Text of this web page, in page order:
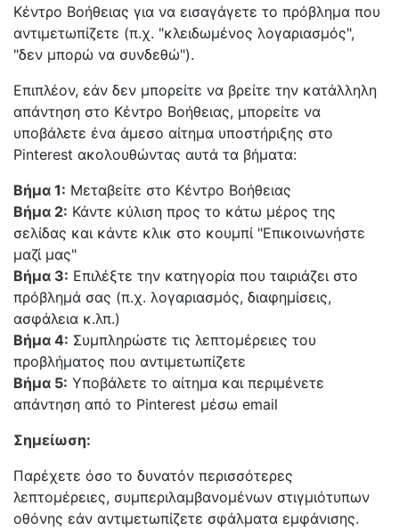
Κέντρο Βοήθειας για να εισαγάγετε το πρόβλημα που
αντιμετωπίζετε (π.χ. "κλειδωμένος λογαριασμός",
"δεν μπορώ να συνδεθώ").
Επιπλέον, εάν δεν μπορείτε να βρείτε την κατάλληλη
απάντηση στο Κέντρο Βοήθειας, μπορείτε να
υποβάλετε ένα άμεσο αίτημα υποστήριξης στο
Pinterest ακολουθώντας αυτά τα βήματα:
Βήμα 1: Μεταβείτε στο Κέντρο Βοήθειας
Βήμα 2: Κάντε κύλιση προς το κάτω μέρος της
σελίδας και κάντε κλικ στο κουμπί "Επικοινωνήστε
μαζί μας"
Βήμα 3: Επιλέξτε την κατηγορία που ταιριάζει στο
πρόβλημά σας (π.χ. λογαριασμός, διαφημίσεις,
ασφάλεια κ.λπ.)
Βήμα 4: Συμπληρώστε τις λεπτομέρειες του
προβλήματος που αντιμετωπίζετε
Βήμα 5: Υποβάλετε το αίτημα και περιμένετε
απάντηση από το Pinterest μέσω email
Σημείωση:
Παρέχετε όσο το δυνατόν περισσότερες
λεπτομέρειες, συμπεριλαμβανομένων στιγμιότυπων
οθόνης εάν αντιμετωπίζετε σφάλματα εμφάνισης.